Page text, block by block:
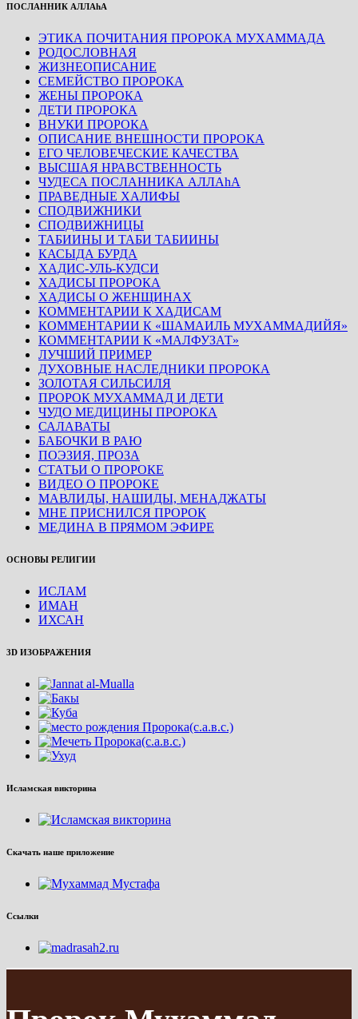
ПОСЛАННИК АЛЛАhА
ЭТИКА ПОЧИТАНИЯ ПРОРОКА МУХАММАДА
РОДОСЛОВНАЯ
ЖИЗНЕОПИСАНИЕ
СЕМЕЙСТВО ПРОРОКА
ЖЕНЫ ПРОРОКА
ДЕТИ ПРОРОКА
ВНУКИ ПРОРОКА
ОПИСАНИЕ ВНЕШНОСТИ ПРОРОКА
ЕГО ЧЕЛОВЕЧЕСКИЕ КАЧЕСТВА
ВЫСШАЯ НРАВСТВЕННОСТЬ
ЧУДЕСА ПОСЛАННИКА АЛЛАhА
ПРАВЕДНЫЕ ХАЛИФЫ
СПОДВИЖНИКИ
СПОДВИЖНИЦЫ
ТАБИИНЫ И ТАБИ ТАБИИНЫ
КАСЫДА БУРДА
ХАДИС-УЛЬ-КУДСИ
ХАДИСЫ ПРОРОКА
ХАДИСЫ О ЖЕНЩИНАХ
КОММЕНТАРИИ К ХАДИСАМ
КОММЕНТАРИИ К «ШАМАИЛЬ МУХАММАДИЙЯ»
КОММЕНТАРИИ К «МАЛФУЗАТ»
ЛУЧШИЙ ПРИМЕР
ДУХОВНЫЕ НАСЛЕДНИКИ ПРОРОКА
ЗОЛОТАЯ СИЛЬСИЛЯ
ПРОРОК МУХАММАД И ДЕТИ
ЧУДО МЕДИЦИНЫ ПРОРОКА
САЛАВАТЫ
БАБОЧКИ В РАЮ
ПОЭЗИЯ, ПРОЗА
СТАТЬИ О ПРОРОКЕ
ВИДЕО О ПРОРОКЕ
МАВЛИДЫ, НАШИДЫ, МЕНАДЖАТЫ
МНЕ ПРИСНИЛСЯ ПРОРОК
МЕДИНА В ПРЯМОМ ЭФИРЕ
ОСНОВЫ РЕЛИГИИ
ИСЛАМ
ИМАН
ИХСАН
3D ИЗОБРАЖЕНИЯ
Исламская викторина
Скачать наше приложение
Ссылки